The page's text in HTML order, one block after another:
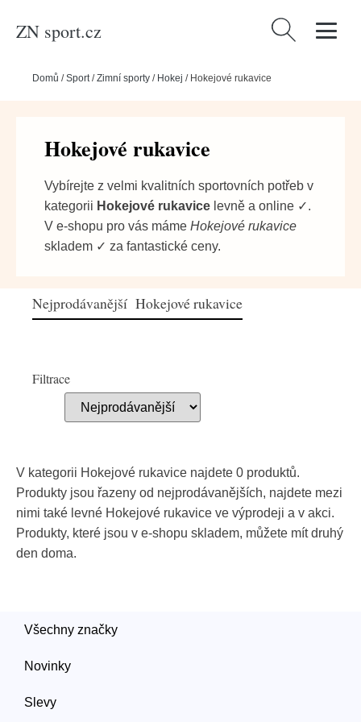
ZN sport.cz Vyhledávání
Domů /Sport/Zimní sporty / Hokej / Hokejové rukavice
Hokejové rukavice
Vybírejte z velmi kvalitních sportovních potřeb v
kategorii Hokejové rukavice levně a online ✓.
V e-shopu pro vás máme Hokejové rukavice
skladem ✓ za fantastické ceny.
Nejprodávanější Hokejové rukavice
Filtrace
V kategorii Hokejové rukavice najdete 0 produktů.
Produkty jsou řazeny od nejprodávanějších, najdete mezi
nimi také levné Hokejové rukavice ve výprodeji a v akci.
Produkty, které jsou v e-shopu skladem, můžete mít druhý
den doma.
Všechny značky
Novinky
Slevy